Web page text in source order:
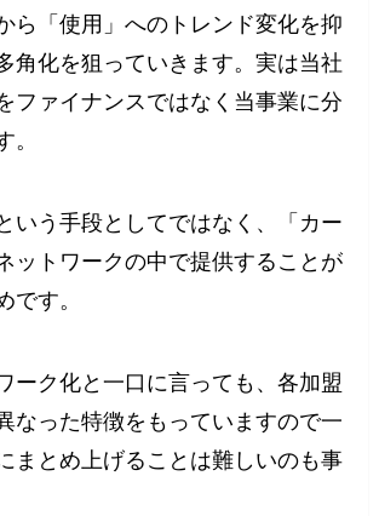
ら「使用」へのトレンド変化を抑
角化を狙っていきます。実は当社
ファイナンスではなく当事業に分
。
いう手段としてではなく、「カー
ットワークの中で提供することが
です。
ーク化と一口に言っても、各加盟
なった特徴をもっていますので一
まとめ上げることは難しいのも事